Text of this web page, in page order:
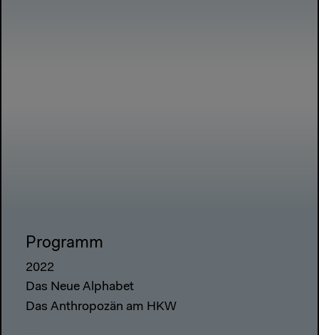
Programm
2022
Das Neue Alphabet
Das Anthropozän am HKW